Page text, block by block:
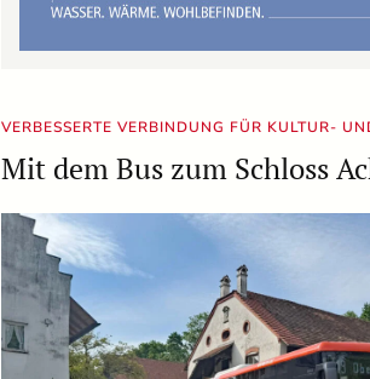
VERBESSERTE VERBINDUNG FÜR KULTUR-
Mit dem Bus zum Schloss